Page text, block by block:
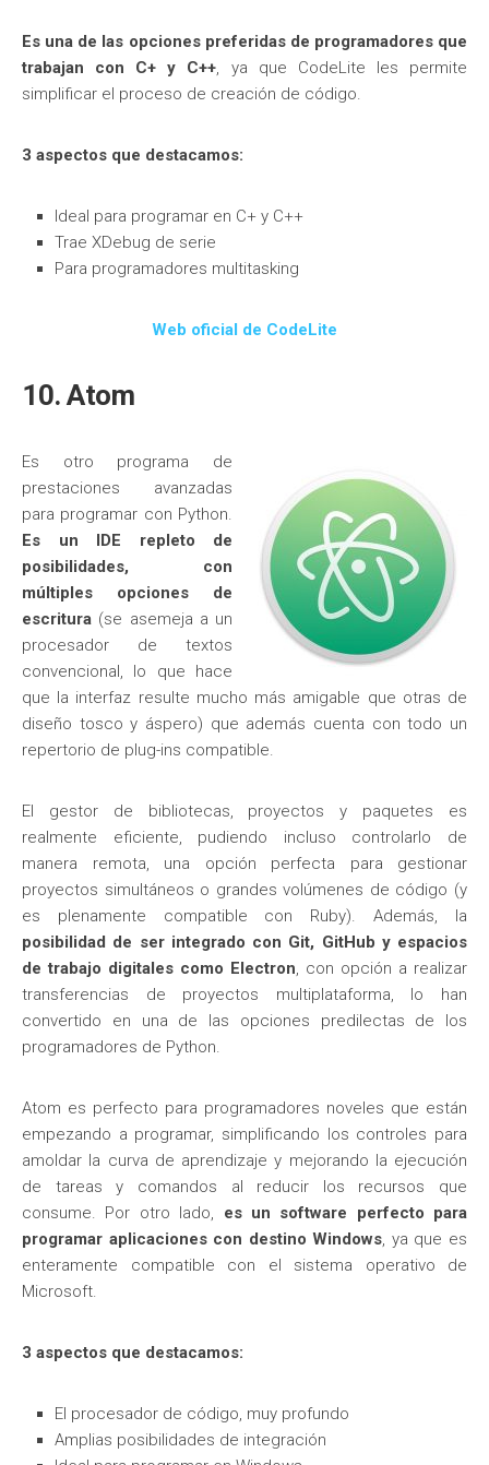
Es una de las opciones preferidas de programadores que
trabajan con C+ y C++, ya que CodeLite les permite
simplificar el proceso de creación de código.
3 aspectos que destacamos:
Ideal para programar en C+ y C++
Trae XDebug de serie
Para programadores multitasking
Web oficial de CodeLite
10. Atom
Es otro programa de
prestaciones avanzadas
para programar con Python.
Es un IDE repleto de
posibilidades, con
múltiples opciones de
escritura (se asemeja a un
procesador de textos
convencional, lo que hace
que la interfaz resulte mucho más amigable que otras de
diseño tosco y áspero) que además cuenta con todo un
repertorio de plug-ins compatible.
El gestor de bibliotecas, proyectos y paquetes es
realmente eficiente, pudiendo incluso controlarlo de
manera remota, una opción perfecta para gestionar
proyectos simultáneos o grandes volúmenes de código (y
es plenamente compatible con Ruby). Además, la
posibilidad de ser integrado con Git, GitHub y espacios
de trabajo digitales como Electron, con opción a realizar
transferencias de proyectos multiplataforma, lo han
convertido en una de las opciones predilectas de los
programadores de Python.
Atom es perfecto para programadores noveles que están
empezando a programar, simplificando los controles para
amoldar la curva de aprendizaje y mejorando la ejecución
de tareas y comandos al reducir los recursos que
consume. Por otro lado, es un software perfecto para
programar aplicaciones con destino Windows, ya que es
enteramente compatible con el sistema operativo de
Microsoft.
3 aspectos que destacamos:
El procesador de código, muy profundo
Amplias posibilidades de integración